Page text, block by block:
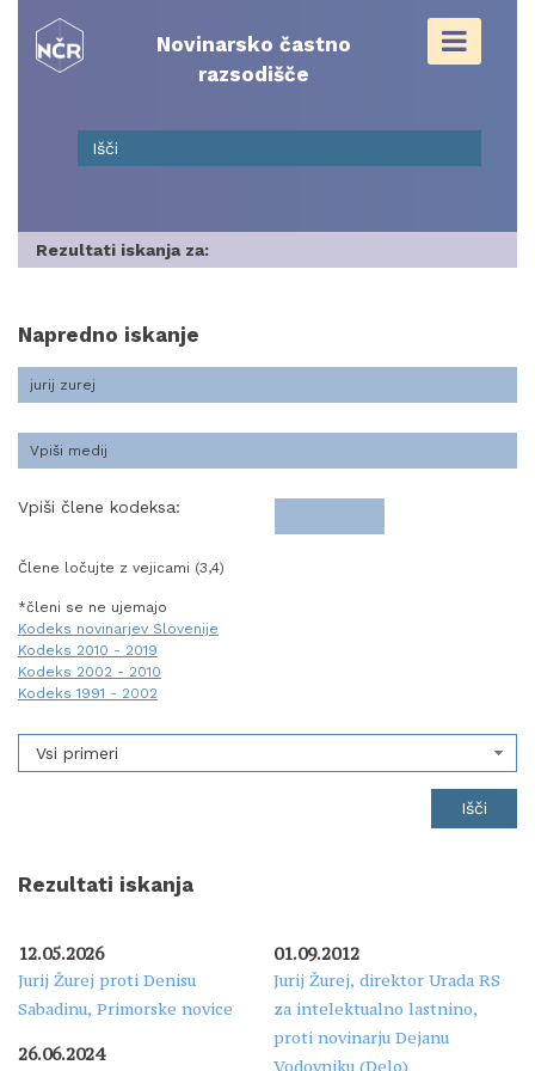
content
Novinarsko častno
razsodišče
Rezultati iskanja za:
Napredno iskanje
Vpiši člene kodeksa:
Člene ločujte z vejicami (3,4)
*členi se ne ujemajo
Kodeks novinarjev Slovenije
Kodeks 2010 - 2019
Kodeks 2002 - 2010
Kodeks 1991 - 2002
Vsi primeri
Rezultati iskanja
12.05.2026
Jurij Žurej proti Denisu
Sabadinu, Primorske novice
26.06.2024
01.09.2012
Jurij Žurej, direktor Urada RS
za intelektualno lastnino,
proti novinarju Dejanu
Vodovniku (Delo)